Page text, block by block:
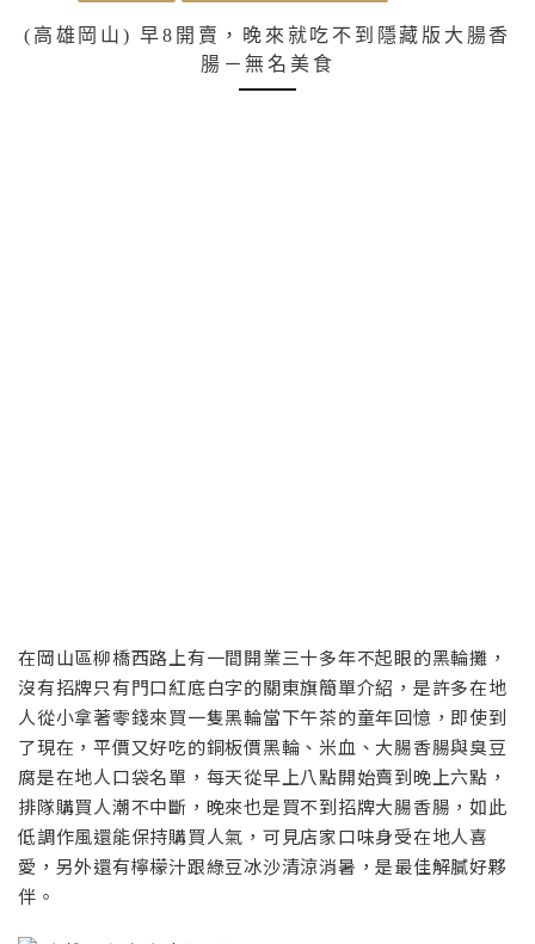
(高雄岡山) 早8開賣，晚來就吃不到隱藏版大腸香
腸－無名美食
在岡山區柳橋西路上有一間開業三十多年不起眼的黑輪攤，
沒有招牌只有門口紅底白字的關東旗簡單介紹，是許多在地
人從小拿著零錢來買一隻黑輪當下午茶的童年回憶，即使到
了現在，平價又好吃的銅板價黑輪、米血、大腸香腸與臭豆
腐是在地人口袋名單，每天從早上八點開始賣到晚上六點，
排隊購買人潮不中斷，晚來也是買不到招牌大腸香腸，如此
低調作風還能保持購買人氣，可見店家口味身受在地人喜
愛，另外還有檸檬汁跟綠豆冰沙清涼消暑，是最佳解膩好夥
伴。